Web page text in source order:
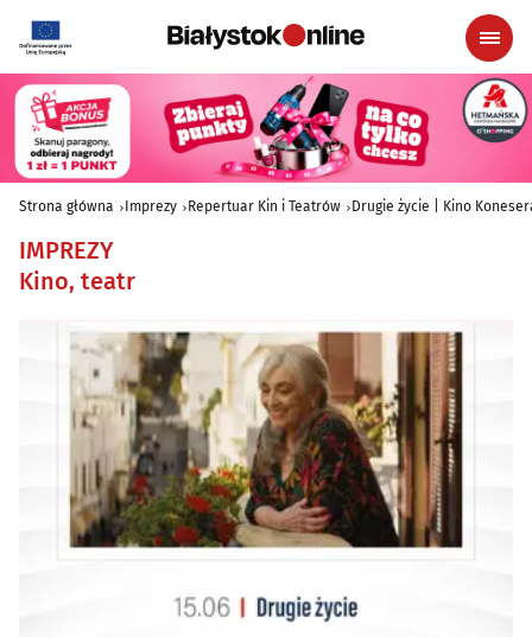
Strona główna Imprezy Repertuar Kin i Teatrów Drugie życie | Kino
IMPREZY
Kino, teatr